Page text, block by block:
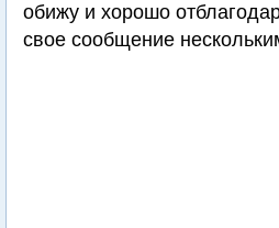
обижу и хорошо
свое сообщение